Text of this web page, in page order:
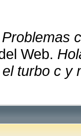
Problemas
Web.
turbo c y